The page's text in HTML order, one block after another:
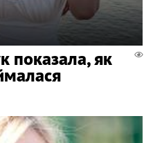
показала, як